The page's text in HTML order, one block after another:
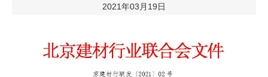
2021年03月19日